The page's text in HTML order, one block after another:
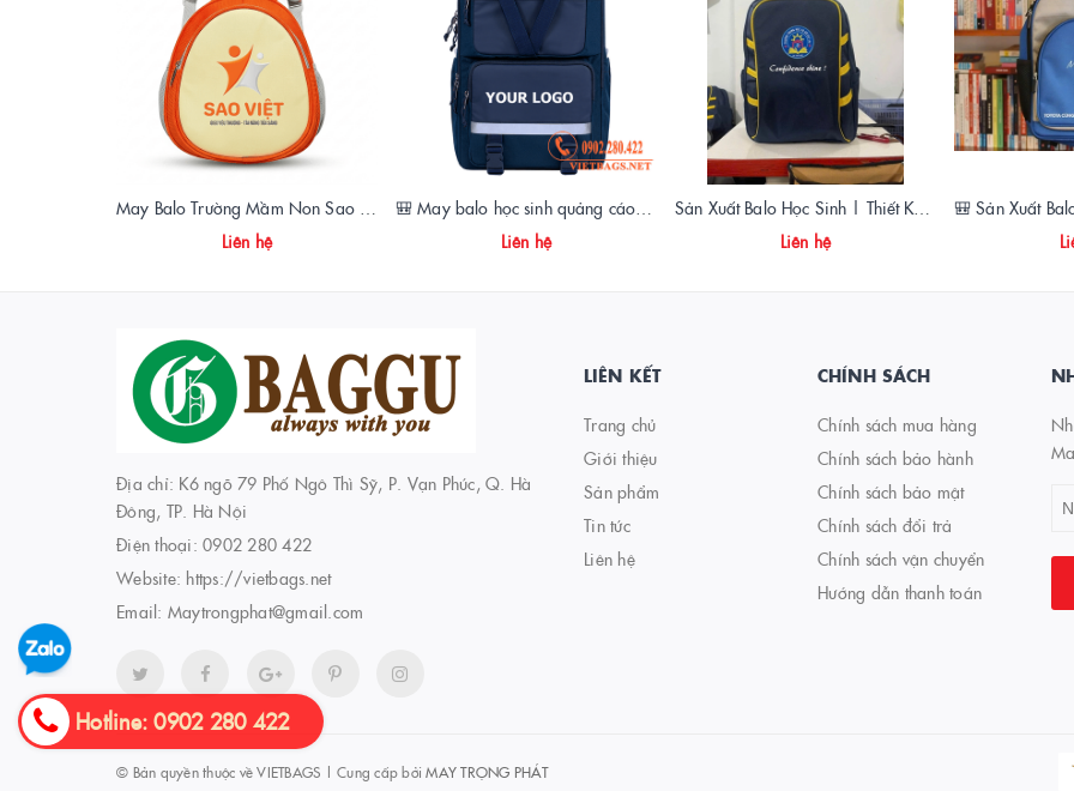
Liên hệ
Liên hệ
Sản Xuất Balo Học Sinh | Thiết Kế Theo Yêu Cầu, In Logo Trường – Giá Xưởng
Liên hệ
Địa chỉ: K6 ngõ 79 Phố Ngô Thì Sỹ, P. Vạn Phúc, Q. Hà
Đông, TP. Hà Nội
Điện thoại: 0902 280 422
Website: https://vietbags.net
Email: Maytrongphat@gmail.com
LIÊN KẾT
Trang chủ
Giới thiệu
Sản phẩm
Tin tức
Liên hệ
CHÍNH SÁCH
Chính sách mua hàng
Chính sách bảo hành
Chính sách bảo mật
Chính sách đổi trả
Chính sách vận chuyển
Hướng dẫn thanh toán
© Bản quyền thuộc vềVIETBAGS | Cung cấp bởiMAY TRỌNG PHÁT
Hotline: 0902 280 422